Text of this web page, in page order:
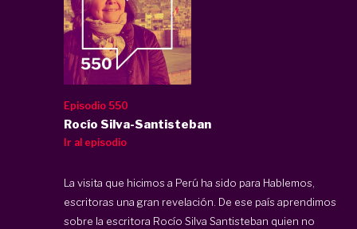
Episodio 550
Rocío Silva-Santisteban
Ir al episodio
La visita que hicimos a Perú ha sido para Hablemos,
escritoras una gran revelación. De ese país aprendimos
sobre la escritora Rocío Silva Santisteban quien no